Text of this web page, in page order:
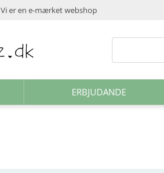
Vi er en e-mærket webshop
ERBJUDANDE